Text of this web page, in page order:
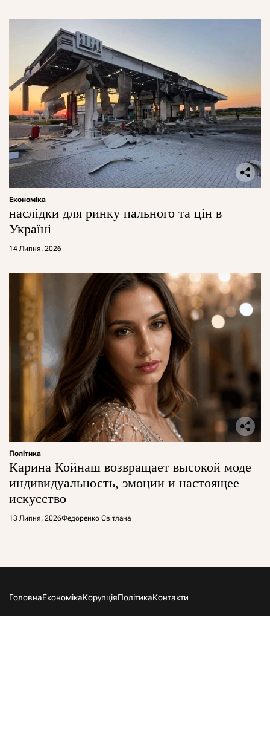
Економіка
наслідки для ринку пального та цін в
Україні
14 Липня, 2026
Політика
Карина Койнаш возвращает высокой моде
индивидуальность, эмоции и настоящее
искусство
13 Липня, 2026Федоренко Світлана
ГоловнаЕкономікаКорупціяПолітикаКонтакти